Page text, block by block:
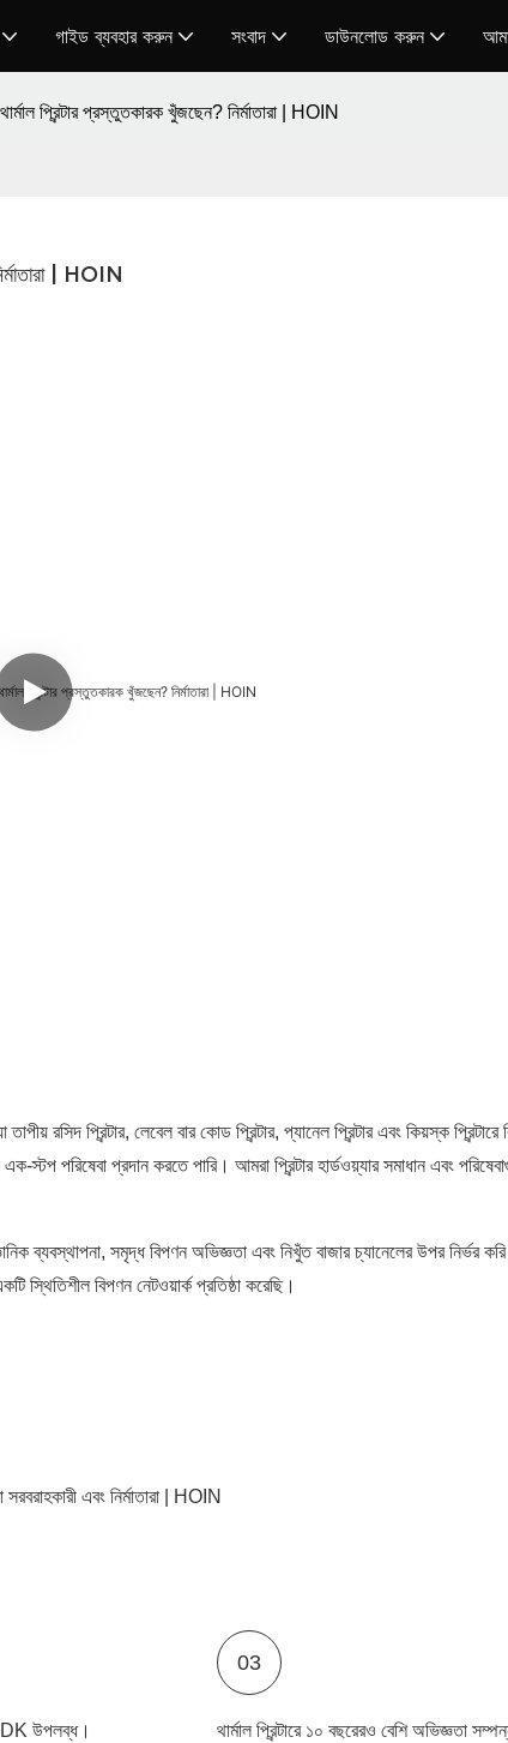
গাইড ব্যবহার করুন সংবাদ ডাউনলোড করুন
প্রিন্টার প্রস্তুতকারক খুঁজছেন? নির্মাতারা | HOIN
| HOIN
প্রিন্টার, লেবেল বার কোড প্রিন্টার, প্যানেল প্রিন্টার এবং কিয়স্ক প্রিন্টারে
পরিষেবা প্রদান করতে পারি। আমরা প্রিন্টার হার্ডওয়্যার সমাধান এবং
ব্যবস্থাপনা, সমৃদ্ধ বিপণন অভিজ্ঞতা এবং নিখুঁত বাজার চ্যানেলের উপর নির্ভর
স্থিতিশীল বিপণন নেটওয়ার্ক প্রতিষ্ঠা করেছি।
উপলব্ধ।
03
থার্মাল প্রিন্টারে ১০ বছরেরও বেশি অভিজ্ঞতা